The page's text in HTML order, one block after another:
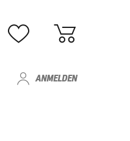
ANMELDEN